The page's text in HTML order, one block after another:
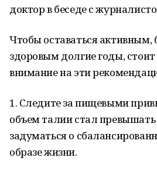
доктор в беседе с
Чтобы оставаться
здоровым долгие годы,
внимание на эти
1. Следите за пищевыми
объем талии стал превышать
задуматься о
образе жизни.